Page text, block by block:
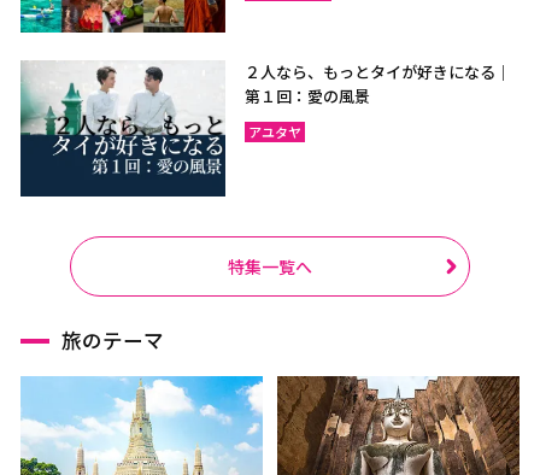
２人なら、もっとタイが好きになる｜
第１回：愛の風景
アユタヤ
特集一覧へ
旅のテーマ